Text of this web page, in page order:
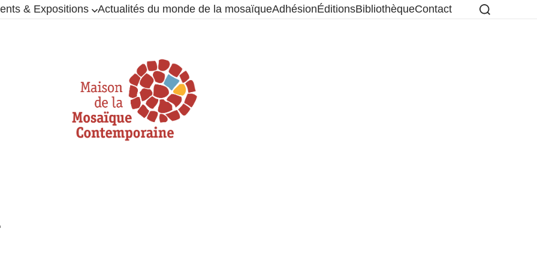
& Expositions Actualités du monde de la mosaïqueAdhésionÉditionsBibliothèqueContact